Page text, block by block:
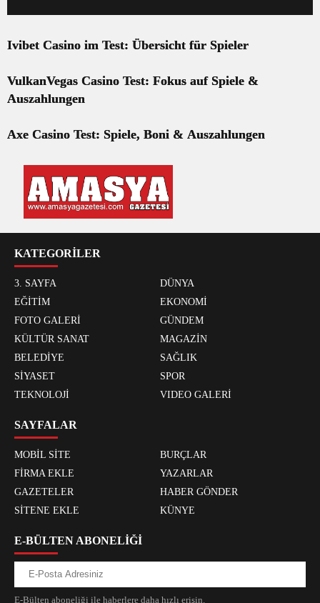
Ivibet Casino im Test: Übersicht für Spieler
VulkanVegas Casino Test: Fokus auf Spiele &
Auszahlungen
Axe Casino Test: Spiele, Boni & Auszahlungen
KATEGORİLER
3. SAYFA
DÜNYA
EĞİTİM
EKONOMİ
FOTO GALERİ
GÜNDEM
KÜLTÜR SANAT
MAGAZİN
BELEDİYE
SAĞLIK
SİYASET
SPOR
TEKNOLOJİ
VIDEO GALERİ
SAYFALAR
MOBİL SİTE
BURÇLAR
FİRMA EKLE
YAZARLAR
GAZETELER
HABER GÖNDER
SİTENE EKLE
KÜNYE
E-BÜLTEN ABONELİĞİ
E-Bülten aboneliği ile haberlere daha hızlı erişin.